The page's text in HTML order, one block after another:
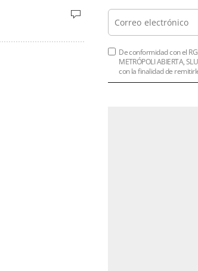
De conformidad con el
METRÓPOLI ABIERTA,
con la finalidad de